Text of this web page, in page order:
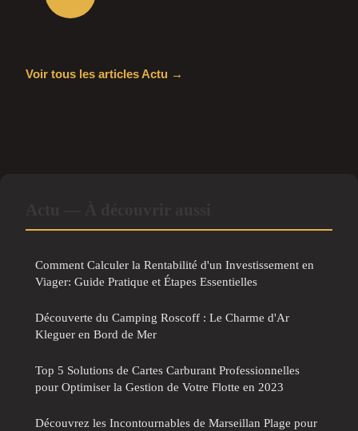
Voir tous les articles Actu →
Comment Calculer la Rentabilité d'un Investissement en
Viager: Guide Pratique et Étapes Essentielles
Découverte du Camping Roscoff : Le Charme d'Ar
Kleguer en Bord de Mer
Top 5 Solutions de Cartes Carburant Professionnelles
pour Optimiser la Gestion de Votre Flotte en 2023
Découvrez les Incontournables de Marseillan Plage pour